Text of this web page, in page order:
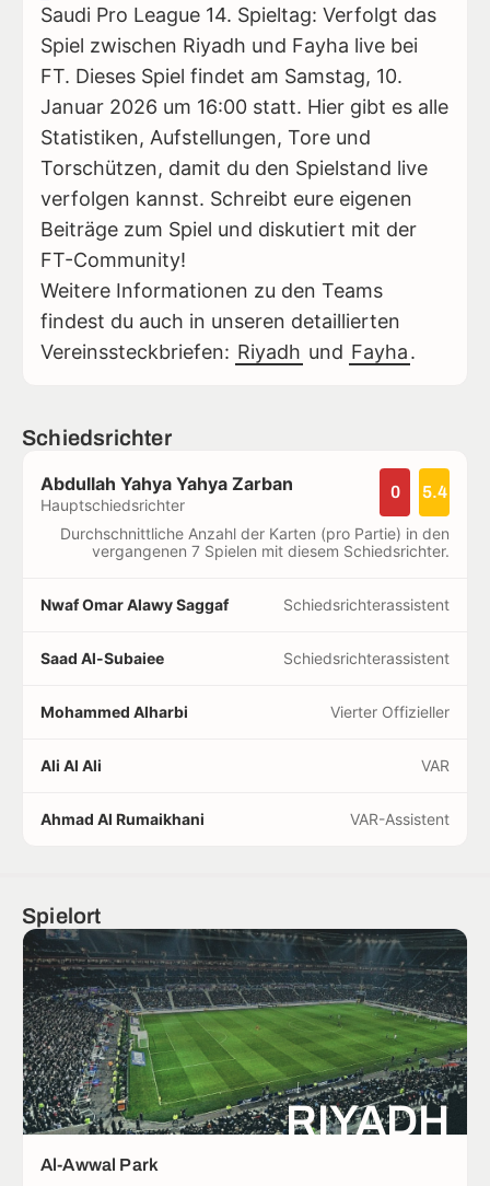
Saudi Pro League 14. Spieltag: Verfolgt das
Spiel zwischen Riyadh und Fayha live bei
FT. Dieses Spiel findet am Samstag, 10.
Januar 2026 um 16:00 statt. Hier gibt es alle
Statistiken, Aufstellungen, Tore und
Torschützen, damit du den Spielstand live
verfolgen kannst. Schreibt eure eigenen
Beiträge zum Spiel und diskutiert mit der
FT-Community!
Weitere Informationen zu den Teams
findest du auch in unseren detaillierten
Vereinssteckbriefen: Riyadh und Fayha.
Schiedsrichter
Abdullah Yahya Yahya Zarban
Hauptschiedsrichter
0 5.4
Durchschnittliche Anzahl der Karten (pro Partie) in den
vergangenen 7 Spielen mit diesem Schiedsrichter.
Nwaf Omar Alawy Saggaf Schiedsrichterassistent
Saad Al-Subaiee Schiedsrichterassistent
Mohammed Alharbi Vierter Offizieller
Ali Al Ali VAR
Ahmad Al Rumaikhani VAR-Assistent
Spielort
RIYADH
Al-Awwal Park